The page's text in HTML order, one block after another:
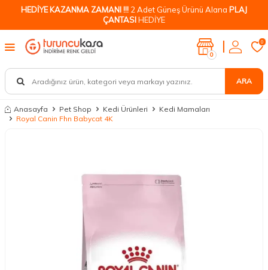
HEDİYE KAZANMA ZAMANI !!! 2 Adet Güneş Ürünü Alana PLAJ
ÇANTASIHEDİYE
ARA
0
0
Anasayfa Pet Shop Kedi Ürünleri
Kedi Mamaları
Royal Canin Fhn Babycat 4K